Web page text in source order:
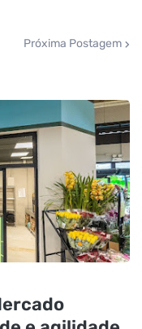
Próxima Postagem